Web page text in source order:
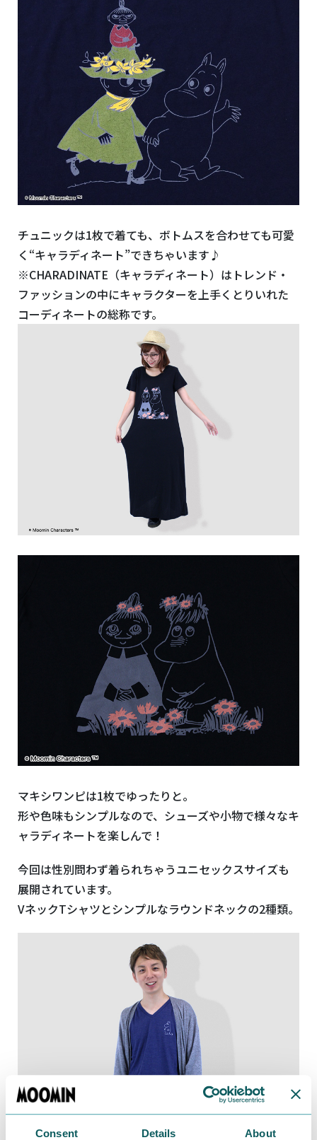
Consent Details About
チュニックは1枚で着ても、ボトムスを合わせても可愛
く“キャラディネート”できちゃいます♪
※CHARADINATE（キャラディネート）はトレンド・
ファッションの中にキャラクターを上手くとりいれた
コーディネートの総称です。
マキシワンピは1枚でゆったりと。
形や色味もシンプルなので、シューズや小物で様々なキ
ャラディネートを楽しんで！
今回は性別問わず着られちゃうユニセックスサイズも
展開されています。
VネックTシャツとシンプルなラウンドネックの2種類。